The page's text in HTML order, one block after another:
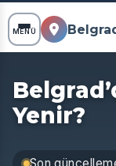
MENÜ
Yenir?
Son